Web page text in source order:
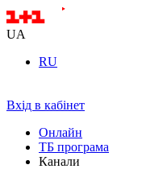
UA
RU
Вхід в кабінет
Онлайн
ТБ програма
Канали